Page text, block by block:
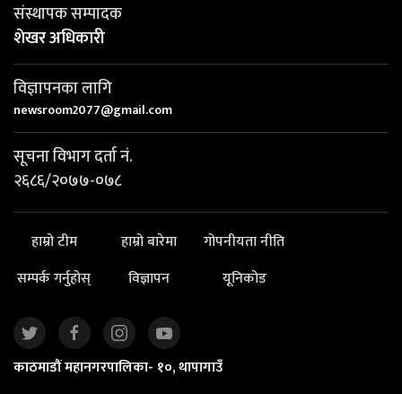
संस्थापक सम्पादक
शेखर अधिकारी
विज्ञापनका लागि
newsroom2077@gmail.com
सूचना विभाग दर्ता नं.
२६८६/२०७७-०७८
हाम्रो टीम हाम्रो बारेमा
गोपनीयता नीति
सम्पर्क गर्नुहोस्
विज्ञापन यूनिकोड
काठमाडौं महानगरपालिका- १०, थापागाउँ